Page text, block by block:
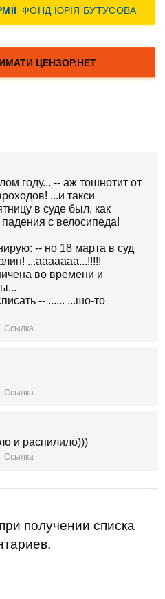
году... -- аж тошнотит от
...и такси
в суде был, как
падения с велосипеда!
-- но 18 марта в суд
...ааааааа...!!!!!
во времени и
-- ...... ...шо-то
Ссылка
Ссылка
и распилило)))
Ссылка
получении списка